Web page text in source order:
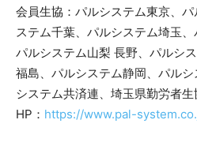
会員生協：パルシステム東京、
ステム千葉、パルシステム埼玉、
パルシステム山梨 長野、パルシ
福島、パルシステム静岡、パル
システム共済連、埼玉県勤労者
HP： https://www.pal-